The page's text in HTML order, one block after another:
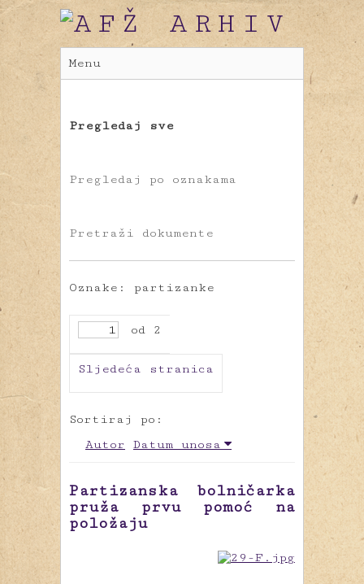
Menu
Pregledaj sve
Pregledaj po oznakama
Pretraži dokumente
Oznake: partizanke
od 2
Sljedeća stranica
Sortiraj po:
Autor
Datum unosa
Partizanska bolničarka
pruža prvu pomoć na
položaju